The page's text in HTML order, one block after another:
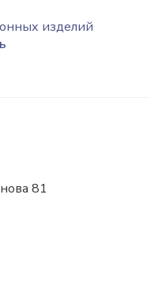
изделий
81